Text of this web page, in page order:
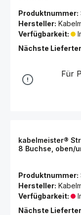
Produktnummer:
Hersteller:
Verfügbarkeit:
Nächste
Für
kabelmeister®
8 Buchse, oben/
Produktnummer:
Hersteller:
Verfügbarkeit:
Nächste